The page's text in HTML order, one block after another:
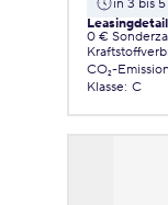
in 3 bis
0 €
CO₂-
Klasse: C